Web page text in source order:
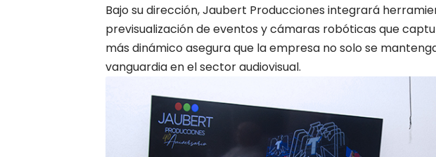
Bajo su dirección, Jaubert Producciones integrará
previsualización de eventos y cámaras robóticas que
más dinámico asegura que la empresa no solo se
vanguardia en el sector audiovisual.